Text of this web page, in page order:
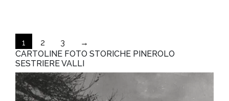
1 2 3
→
CARTOLINE FOTO STORICHE PINEROLO
SESTRIERE VALLI